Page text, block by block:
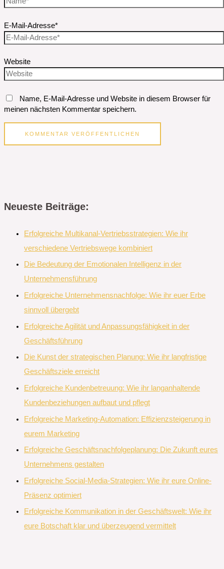
E-Mail-Adresse*
Website
Name, E-Mail-Adresse und Website in diesem Browser für
meinen nächsten Kommentar speichern.
Neueste Beiträge:
Erfolgreiche Multikanal-Vertriebsstrategien: Wie ihr
verschiedene Vertriebswege kombiniert
Die Bedeutung der Emotionalen Intelligenz in der
Unternehmensführung
Erfolgreiche Unternehmensnachfolge: Wie ihr euer Erbe
sinnvoll übergebt
Erfolgreiche Agilität und Anpassungsfähigkeit in der
Geschäftsführung
Die Kunst der strategischen Planung: Wie ihr langfristige
Geschäftsziele erreicht
Erfolgreiche Kundenbetreuung: Wie ihr langanhaltende
Kundenbeziehungen aufbaut und pflegt
Erfolgreiche Marketing-Automation: Effizienzsteigerung in
eurem Marketing
Erfolgreiche Geschäftsnachfolgeplanung: Die Zukunft eures
Unternehmens gestalten
Erfolgreiche Social-Media-Strategien: Wie ihr eure Online-
Präsenz optimiert
Erfolgreiche Kommunikation in der Geschäftswelt: Wie ihr
eure Botschaft klar und überzeugend vermittelt